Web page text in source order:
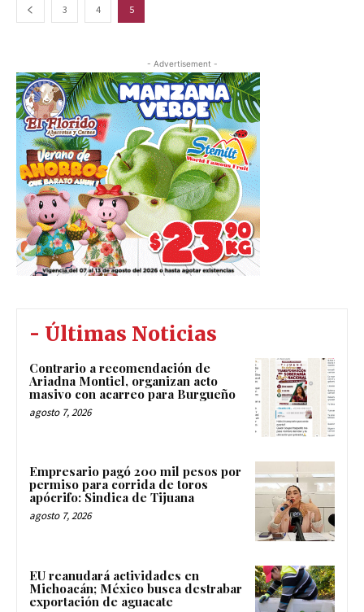
3 4 5
- Advertisement -
- Últimas Noticias
Contrario a recomendación de
Ariadna Montiel, organizan acto
masivo con acarreo para Burgueño
agosto 7, 2026
Empresario pagó 200 mil pesos por
permiso para corrida de toros
apócrifo: Sindica de Tijuana
agosto 7, 2026
EU reanudará actividades en
Michoacán; México busca destrabar
exportación de aguacate